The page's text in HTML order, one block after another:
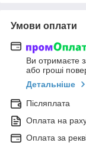
Умови оплати
Ви отримаєте
або гроші
Детальніше
Післяплата
Оплата на
Оплата за